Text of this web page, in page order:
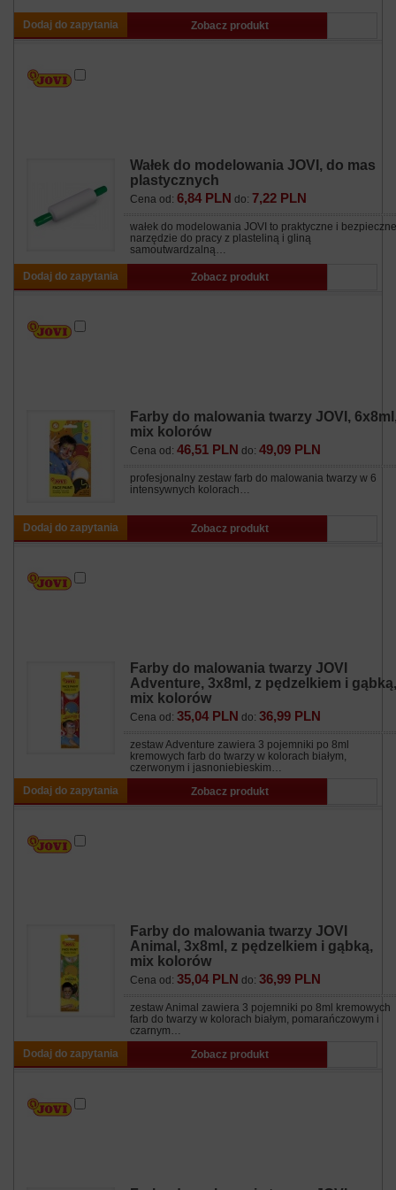
Dodaj do zapytania Zobacz produkt
Wałek do modelowania JOVI, do mas
plastycznych
Cena od: 6,84 PLN do: 7,22 PLN
wałek do modelowania JOVI to praktyczne i bezpieczne
narzędzie do pracy z plasteliną i gliną
samoutwardzalną…
Dodaj do zapytania Zobacz produkt
Farby do malowania twarzy JOVI,
mix kolorów
Cena od: 46,51 PLN do: 49,09 PLN
profesjonalny zestaw farb do malowania twarzy w 6
intensywnych kolorach…
Dodaj do zapytania Zobacz produkt
Farby do malowania twarzy JOVI
Adventure, 3x8ml, z pędzelkiem i gąbką,
mix kolorów
Cena od: 35,04 PLN do: 36,99 PLN
zestaw Adventure zawiera 3 pojemniki po 8ml
kremowych farb do twarzy w kolorach białym,
czerwonym i jasnoniebieskim…
Dodaj do zapytania
Zobacz produkt
Farby do malowania twarzy JOVI
Animal, 3x8ml, z pędzelkiem i gąbką,
mix kolorów
Cena od: 35,04 PLN do: 36,99 PLN
zestaw Animal zawiera 3 pojemniki po 8ml kremowych
farb do twarzy w kolorach białym, pomarańczowym i
czarnym…
Dodaj do zapytania
Zobacz produkt